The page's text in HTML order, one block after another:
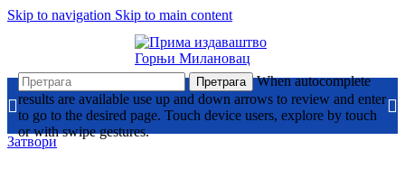
Skip to navigation Skip to main content
Претрага
When autocomplete
results are available use up and down arrows to review and enter
to go to the desired page. Touch device users, explore by touch
or with swipe gestures.
Затвори